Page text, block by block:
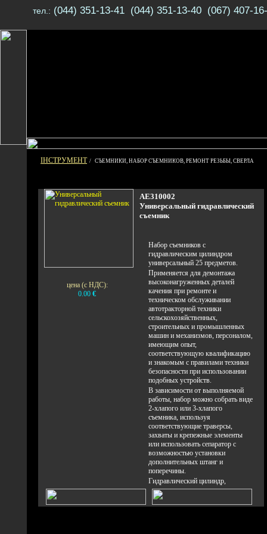
тел.: (044) 351-13-41 (044) 351-13-40 (067) 407-
ІНСТРУМЕНТ / СЪЕМНИКИ, НАБОР СЪЕМНИКОВ, РЕМОНТ РЕЗЬБЫ, СВЕРЛА
цена (с НДС):
0.00 €
AE310002
Универсальный гидравлический
съемник
Набор съемников с
гидравлическим цилиндром
универсальный 25 предметов.
Применяется для демонтажа
высоконагруженных деталей
качения при ремонте и
техническом обслуживании
автотракторной техники
сельскохозяйственных,
строительных и промышленных
машин и механизмов, персоналом,
имеющим опыт,
соответствующую квалификацию
и знакомым с правилами техники
безопасности при использовании
подобных устройств.
В зависимости от выполняемой
работы, набор можно собрать виде
2-хлапого или 3-хлапого
съемника, используя
соответствующие траверсы,
захваты и крепежные элементы
или использовать сепаратор с
возможностью установки
дополнительных штанг и
поперечины.
Гидравлический цилиндр,
развивающий усилие 16 т.
устанавливается в резьбовое
отверстие траверс или поперечины